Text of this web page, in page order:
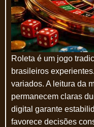
Roleta é um jogo
brasileiros
variados. A leitura da
permanecem claras
digital garante
favorece decisões